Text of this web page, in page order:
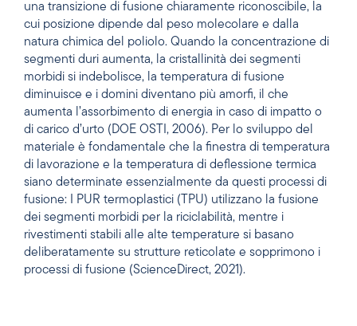
una transizione di fusione chiaramente riconoscibile, la
cui posizione dipende dal peso molecolare e dalla
natura chimica del poliolo. Quando la concentrazione di
segmenti duri aumenta, la cristallinità dei segmenti
morbidi si indebolisce, la temperatura di fusione
diminuisce e i domini diventano più amorfi, il che
aumenta l’assorbimento di energia in caso di impatto o
di carico d’urto (DOE OSTI, 2006). Per lo sviluppo del
materiale è fondamentale che la finestra di temperatura
di lavorazione e la temperatura di deflessione termica
siano determinate essenzialmente da questi processi di
fusione: I PUR termoplastici (TPU) utilizzano la fusione
dei segmenti morbidi per la riciclabilità, mentre i
rivestimenti stabili alle alte temperature si basano
deliberatamente su strutture reticolate e sopprimono i
processi di fusione (ScienceDirect, 2021).